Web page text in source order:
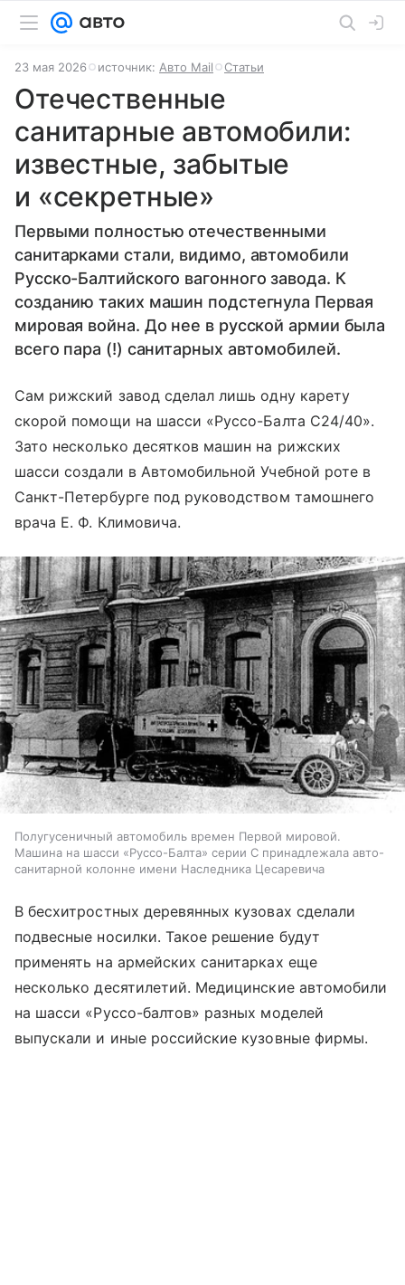
23 мая 2026 источник: Авто Mail Статьи
Отечественные
санитарные автомобили:
известные, забытые
и «секретные»
Первыми полностью отечественными
санитарками стали, видимо, автомобили
Русско-Балтийского вагонного завода. К
созданию таких машин подстегнула Первая
мировая война. До нее в русской армии была
всего пара (!) санитарных автомобилей.
Сам рижский завод сделал лишь одну карету
скорой помощи на шасси «Руссо-Балта С24/40».
Зато несколько десятков машин на рижских
шасси создали в Автомобильной Учебной роте в
Санкт-Петербурге под руководством тамошнего
врача Е. Ф. Климовича.
Полугусеничный автомобиль времен Первой мировой.
Машина на шасси «Руссо-Балта» серии С принадлежала авто-
санитарной колонне имени Наследника Цесаревича
В бесхитростных деревянных кузовах сделали
подвесные носилки. Такое решение будут
применять на армейских санитарках еще
несколько десятилетий. Медицинские автомобили
на шасси «Руссо-балтов» разных моделей
выпускали и иные российские кузовные фирмы.